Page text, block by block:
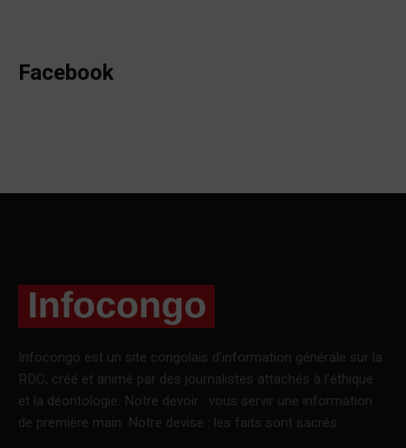
Facebook
Infocongo est un site congolais d’information générale sur la
RDC, créé et animé par des journalistes attachés à l’éthique
et la déontologie. Notre devoir : vous servir une information
de première main. Notre devise : les faits sont sacrés.